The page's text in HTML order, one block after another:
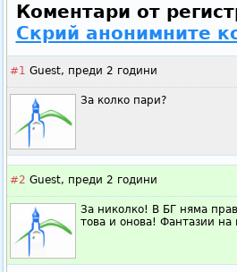
Коментари от
Скрий анонимните
#1 Guest, преди 2 години
За колко пари?
#2 Guest, преди 2 години
За николко! В БГ няма
това и онова! Фантазии на